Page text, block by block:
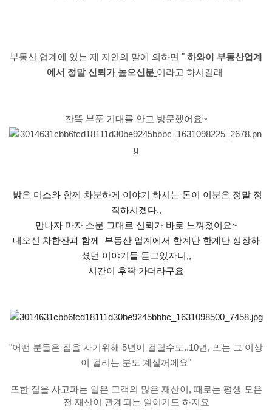
부동산 업계에 있는 제 지인의 말에 의하면 " 하와이 부동산업계
에서 정말 신뢰가 높으신분 이라고 하시길래
잔뜩 부푼 기대를 안고 방문했어요~
밝은 미소와 함께 차분하게 이야기 하시는 톤이 이분은 정말 정
직하시겠다,,
만나자 마자 소문 그대로 신뢰가 바로 느껴졌어요~
내오신 차한잔과 함께 부동산 업계에서 한계단 한계단 성장하
셨던 이야기들 듣고있자니,,
시간이 후딱 가더라구요
"어떤 분들은 집을 사기위해 5년이 걸릴수도..10년, 또는 그 이상
이 걸리는 분도 계실꺼에요"
또한 집을 사고파는 일은 고객의 많은 재산이, 때로는 평생 모은
전 재 산이 관계되는 일이기도 하지요